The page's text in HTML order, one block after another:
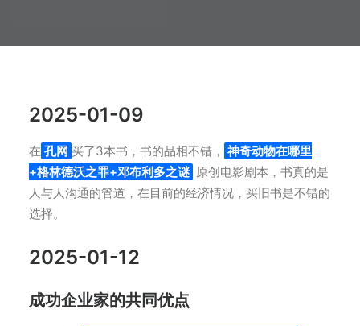
2025-01-09
在 孔网 买了3本书，书的品相不错， 神奇动物在哪里
+格林德沃之罪+邓布利多之谜 原创电影剧本，书真的是
人与人沟通的管道，在目前的经济情况，买旧书是不错的
选择。
2025-01-12
成功企业家的共同优点